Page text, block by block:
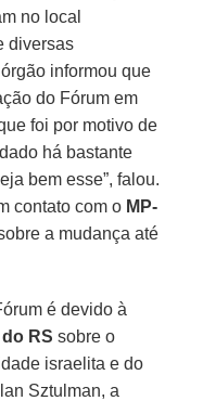
no local
diversas
informou que
do Fórum em
foi por motivo de
há bastante
bem esse”, falou.
contato com o MP-
a mudança até
é devido à
RS sobre o
israelita e do
Sztulman, a